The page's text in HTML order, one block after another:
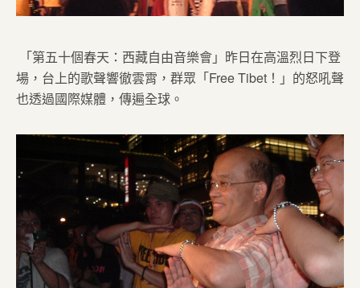
「第五十個春天：西藏自由音樂會」昨日在高溫烈日下登
場，台上的歌聲響徹雲霄，群眾「Free Tibet！」的怒吼聲
也透過國際媒體，傳遍全球。